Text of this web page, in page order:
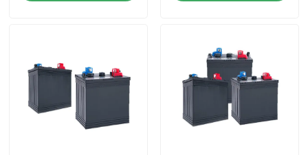
Lítio Ion Starter Battery
Bateria da parada de começo do carro